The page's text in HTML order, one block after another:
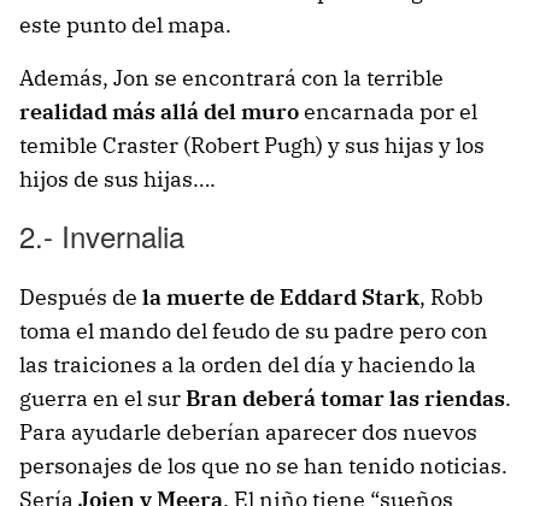
este punto del mapa.
Además, Jon se encontrará con la terrible
realidad más allá del muroencarnada por el
temible Craster (Robert Pugh) y sus hijas y los
hijos de sus hijas….
2.- Invernalia
Después de la muerte de Eddard Stark, Robb
toma el mando del feudo de su padre pero con
las traiciones a la orden del día y haciendo la
guerra en el surBran deberá tomar las riendas.
Para ayudarle deberían aparecer dos nuevos
personajes de los que no se han tenido noticias.
Sería Jojen y Meera. El niño tiene “sueños